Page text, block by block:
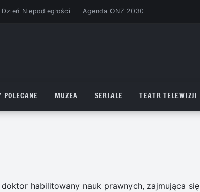
Dzień Niepodległości Agenda ONZ 2030
POLECANE MUZEA SERIALE TEATR TELEWIZJI
habilitowany nauk prawnych, zajmująca się